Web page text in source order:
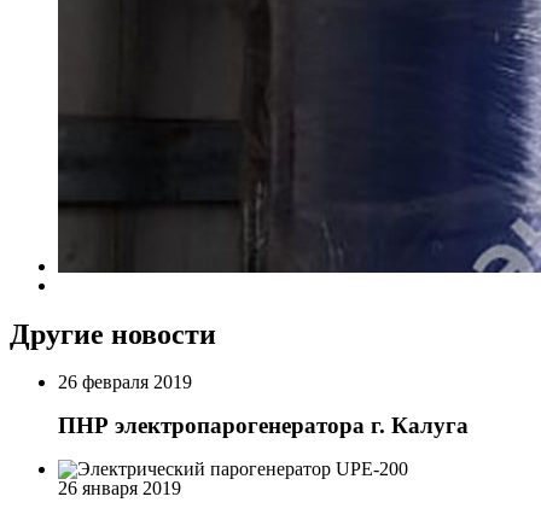
Другие новости
26 февраля 2019
ПНР электропарогенератора г. Калуга
26 января 2019